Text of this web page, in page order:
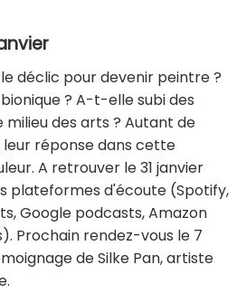
déclic pour devenir peintre ?
? A-t-elle subi des
milieu des arts ? Autant de
réponse dans cette
A retrouver le 31 janvier
plateformes d'écoute (Spotify,
Google podcasts, Amazon
Prochain rendez-vous le 7
de Silke Pan, artiste